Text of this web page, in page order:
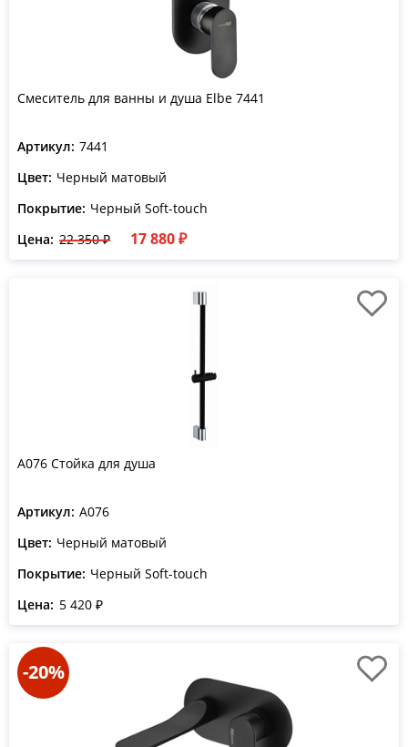
Смеситель для ванны и душа Elbe 7441
Артикул: 7441
Цвет: Черный матовый
Покрытие: Черный Soft-touch
Цена: 22 350 ₽ 17 880 ₽
A076 Стойка для душа
Артикул: A076
Цвет: Черный матовый
Покрытие: Черный Soft-touch
Цена: 5 420 ₽
-20%